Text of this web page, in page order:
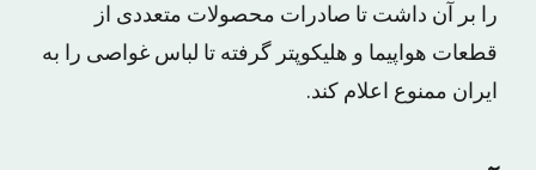
را بر آن داشت تا صادرات محصولات متعددی از
قطعات هواپیما و هلیکوپتر گرفته تا لباس غواصی را به
ایران ممنوع اعلام کند.